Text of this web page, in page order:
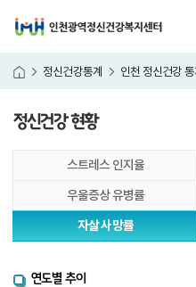
홈 정신건강통계 인천 정신건강
정신건강 현황
작
스트레스 인지율
우울증상 유병률
자살 사망률
연도별 추이